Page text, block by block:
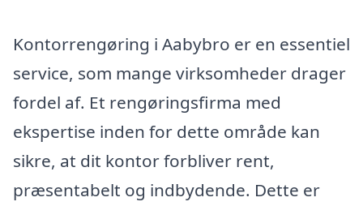
Kontorrengøring i Aabybro er en essentiel
service, som mange virksomheder drager
fordel af. Et rengøringsfirma med
ekspertise inden for dette område kan
sikre, at dit kontor forbliver rent,
præsentabelt og indbydende. Dette er